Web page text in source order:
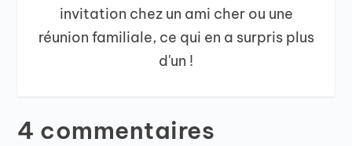
invitation chez un ami cher ou une
réunion familiale, ce qui en a surpris plus
d'un !
4 commentaires